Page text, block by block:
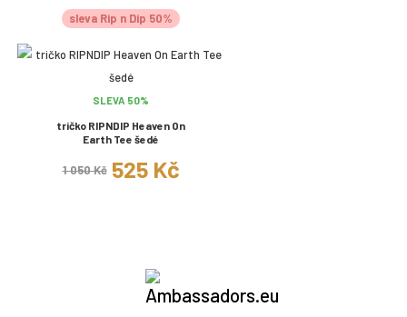
sleva Rip n Dip 50%
SLEVA 50%
tričko RIPNDIP Heaven On
Earth Tee šedé
1 050 Kč 525 Kč